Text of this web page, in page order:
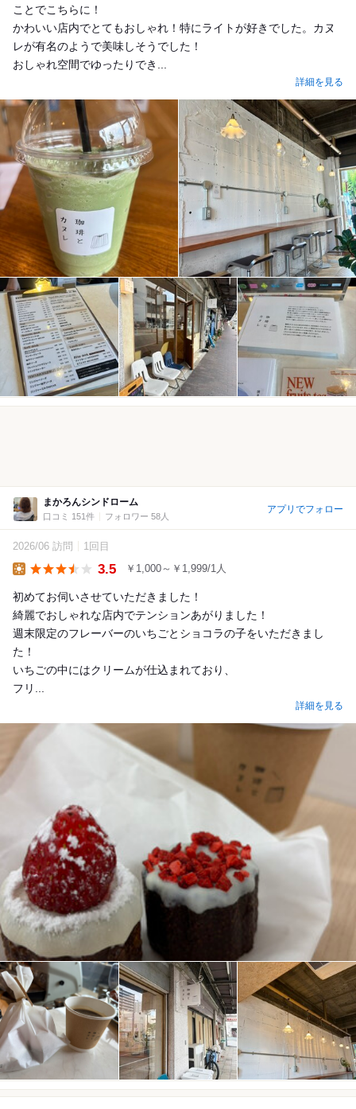
ことでこちらに！
かわいい店内でとてもおしゃれ！特にライトが好きでした。カヌ
レが有名のようで美味しそうでした！
おしゃれ空間でゆったりでき...
詳細を見る
まかろんシンドローム
口コミ 151件 フォロワー 58人
アプリでフォロー
2026/06 訪問 1回目
3.5 ￥1,000～￥1,999/1人
初めてお伺いさせていただきました！
綺麗でおしゃれな店内でテンションあがりました！
週末限定のフレーバーのいちごとショコラの子をいただきまし
た！
いちごの中にはクリームが仕込まれており、
フリ...
詳細を見る